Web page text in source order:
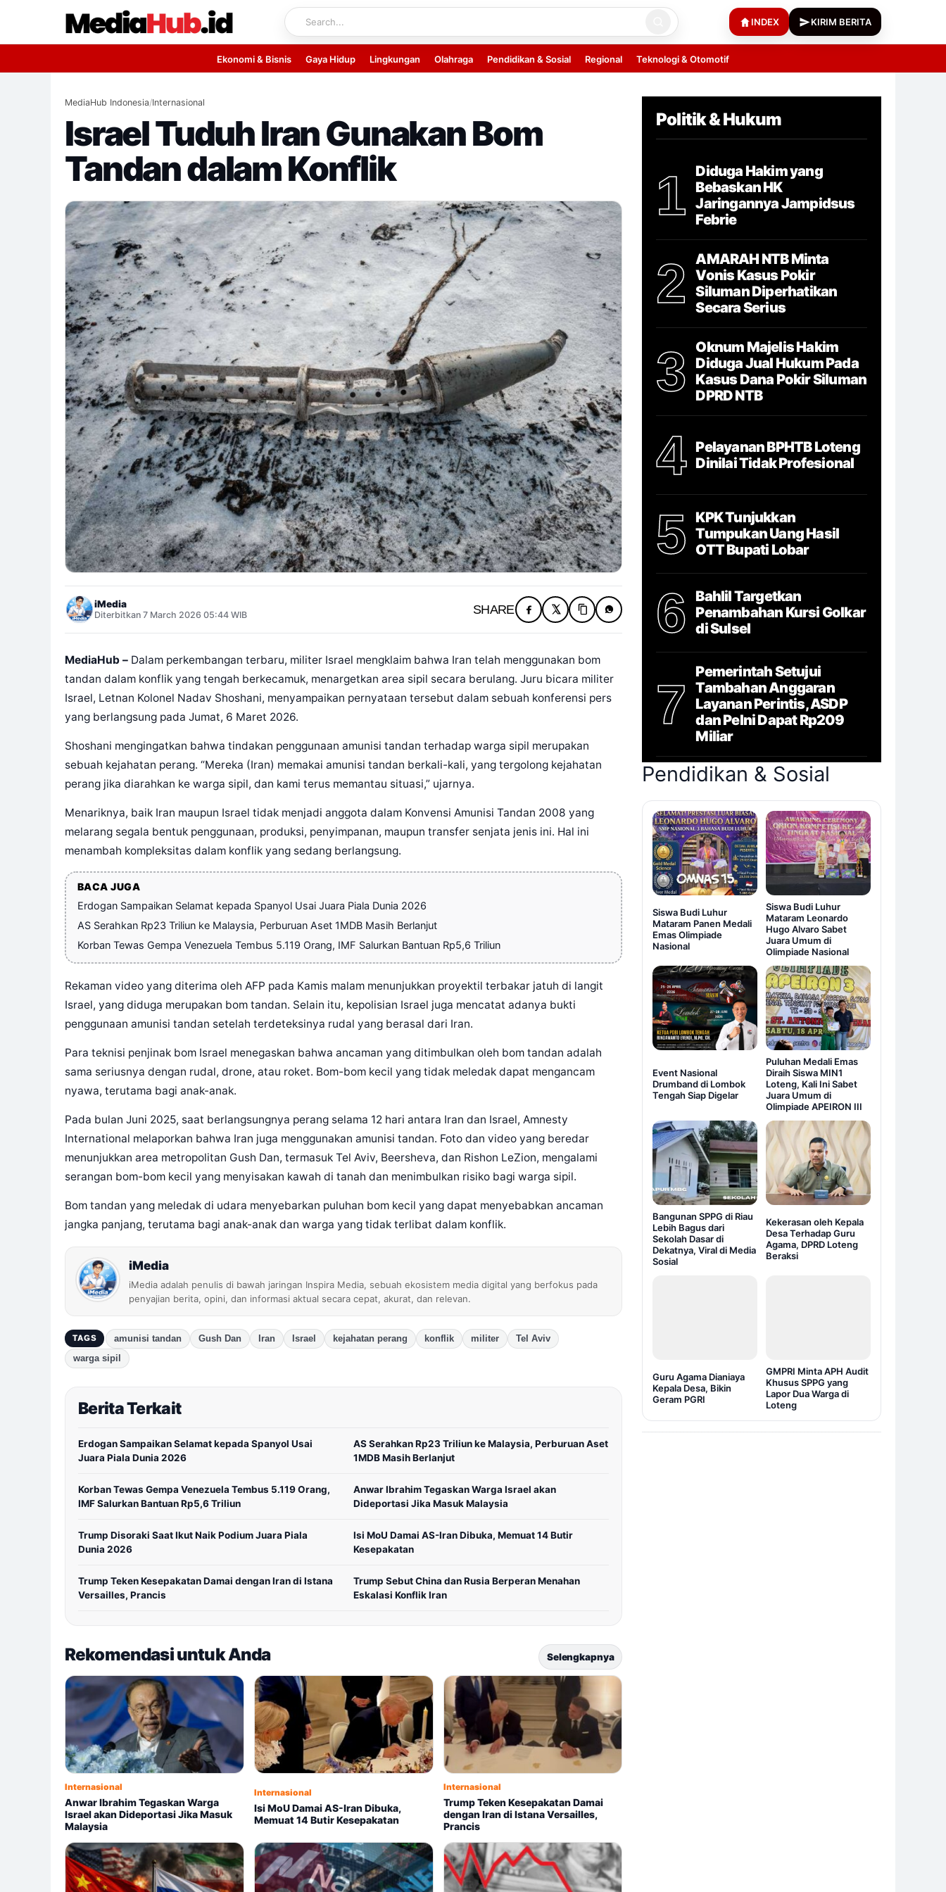
content
INDEX KIRIM BERITA
Ekonomi & Bisnis Gaya Hidup Lingkungan Olahraga Pendidikan & Sosial Regional Teknologi & Otomotif
MediaHub Indonesia/Internasional
Israel Tuduh Iran Gunakan Bom
Tandan dalam Konflik
iMedia
Diterbitkan 7 March 2026 05:44 WIB SHARE
MediaHub – Dalam perkembangan terbaru, militer Israel mengklaim bahwa Iran telah menggunakan bom
tandan dalam konflik yang tengah berkecamuk, menargetkan area sipil secara berulang. Juru bicara militer
Israel, Letnan Kolonel Nadav Shoshani, menyampaikan pernyataan tersebut dalam sebuah konferensi pers
yang berlangsung pada Jumat, 6 Maret 2026.
Shoshani mengingatkan bahwa tindakan penggunaan amunisi tandan terhadap warga sipil merupakan
sebuah kejahatan perang. “Mereka (Iran) memakai amunisi tandan berkali-kali, yang tergolong kejahatan
perang jika diarahkan ke warga sipil, dan kami terus memantau situasi,” ujarnya.
Menariknya, baik Iran maupun Israel tidak menjadi anggota dalam Konvensi Amunisi Tandan 2008 yang
melarang segala bentuk penggunaan, produksi, penyimpanan, maupun transfer senjata jenis ini. Hal ini
menambah kompleksitas dalam konflik yang sedang berlangsung.
BACA JUGA
Erdogan Sampaikan Selamat kepada Spanyol Usai Juara Piala Dunia 2026
AS Serahkan Rp23 Triliun ke Malaysia, Perburuan Aset 1MDB Masih Berlanjut
Korban Tewas Gempa Venezuela Tembus 5.119 Orang, IMF Salurkan Bantuan Rp5,6 Triliun
Rekaman video yang diterima oleh AFP pada Kamis malam menunjukkan proyektil terbakar jatuh di langit
Israel, yang diduga merupakan bom tandan. Selain itu, kepolisian Israel juga mencatat adanya bukti
penggunaan amunisi tandan setelah terdeteksinya rudal yang berasal dari Iran.
Para teknisi penjinak bom Israel menegaskan bahwa ancaman yang ditimbulkan oleh bom tandan adalah
sama seriusnya dengan rudal, drone, atau roket. Bom-bom kecil yang tidak meledak dapat mengancam
nyawa, terutama bagi anak-anak.
Pada bulan Juni 2025, saat berlangsungnya perang selama 12 hari antara Iran dan Israel, Amnesty
International melaporkan bahwa Iran juga menggunakan amunisi tandan. Foto dan video yang beredar
menunjukkan area metropolitan Gush Dan, termasuk Tel Aviv, Beersheva, dan Rishon LeZion, mengalami
serangan bom-bom kecil yang menyisakan kawah di tanah dan menimbulkan risiko bagi warga sipil.
Bom tandan yang meledak di udara menyebarkan puluhan bom kecil yang dapat menyebabkan ancaman
jangka panjang, terutama bagi anak-anak dan warga yang tidak terlibat dalam konflik.
iMedia
iMedia adalah penulis di bawah jaringan Inspira Media, sebuah ekosistem media digital yang berfokus pada
penyajian berita, opini, dan informasi aktual secara cepat, akurat, dan relevan.
TAGS amunisi tandan Gush Dan Iran Israel kejahatan perang konflik militer
Tel Aviv
warga sipil
Berita Terkait
Erdogan Sampaikan Selamat kepada Spanyol Usai
Juara Piala Dunia 2026
AS Serahkan Rp23 Triliun ke Malaysia, Perburuan Aset
1MDB Masih Berlanjut
Korban Tewas Gempa Venezuela Tembus 5.119 Orang,
IMF Salurkan Bantuan Rp5,6 Triliun
Anwar Ibrahim Tegaskan Warga Israel akan
Dideportasi Jika Masuk Malaysia
Trump Disoraki Saat Ikut Naik Podium Juara Piala
Dunia 2026
Isi MoU Damai AS-Iran Dibuka, Memuat 14 Butir
Kesepakatan
Trump Teken Kesepakatan Damai dengan Iran di Istana
Versailles, Prancis
Trump Sebut China dan Rusia Berperan Menahan
Eskalasi Konflik Iran
Rekomendasi untuk Anda Selengkapnya
Internasional
Anwar Ibrahim Tegaskan Warga
Israel akan Dideportasi Jika Masuk
Malaysia
Internasional
Isi MoU Damai AS-Iran Dibuka,
Memuat 14 Butir Kesepakatan
Internasional
Trump Teken Kesepakatan Damai
dengan Iran di Istana Versailles,
Prancis
Politik & Hukum
1
Diduga Hakim yang
Bebaskan HK
Jaringannya Jampidsus
Febrie
2
AMARAH NTB Minta
Vonis Kasus Pokir
Siluman Diperhatikan
Secara Serius
3
Oknum Majelis Hakim
Diduga Jual Hukum Pada
Kasus Dana Pokir Siluman
DPRD NTB
4
Pelayanan BPHTB Loteng
Dinilai Tidak Profesional
5
KPK Tunjukkan
Tumpukan Uang Hasil
OTT Bupati Lobar
6
Bahlil Targetkan
Penambahan Kursi Golkar
di Sulsel
7
Pemerintah Setujui
Tambahan Anggaran
Layanan Perintis, ASDP
dan Pelni Dapat Rp209
Miliar
Pendidikan & Sosial
Siswa Budi Luhur
Mataram Panen Medali
Emas Olimpiade
Nasional
Siswa Budi Luhur
Mataram Leonardo
Hugo Alvaro Sabet
Juara Umum di
Olimpiade Nasional
Event Nasional
Drumband di Lombok
Tengah Siap Digelar
Puluhan Medali Emas
Diraih Siswa MIN1
Loteng, Kali Ini Sabet
Juara Umum di
Olimpiade APEIRON III
Bangunan SPPG di Riau
Lebih Bagus dari
Sekolah Dasar di
Dekatnya, Viral di Media
Sosial
Kekerasan oleh Kepala
Desa Terhadap Guru
Agama, DPRD Loteng
Beraksi
Guru Agama Dianiaya
Kepala Desa, Bikin
Geram PGRI
GMPRI Minta APH Audit
Khusus SPPG yang
Lapor Dua Warga di
Loteng